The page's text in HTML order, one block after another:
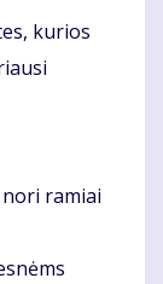
kurios
ramiai